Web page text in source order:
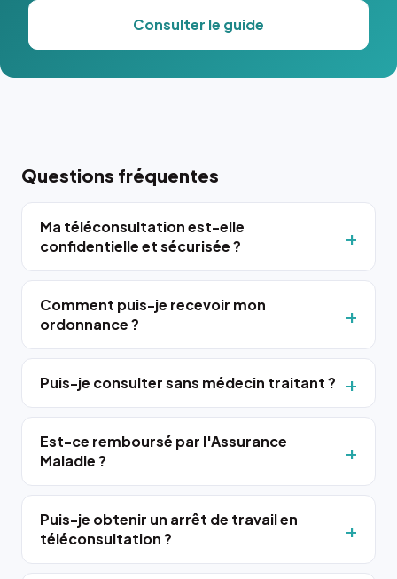
Consulter le guide
Questions fréquentes
Ma téléconsultation est-elle
confidentielle et sécurisée ?
Comment puis-je recevoir mon
ordonnance ?
Puis-je consulter sans médecin traitant ?
Est-ce remboursé par l'Assurance
Maladie ?
Puis-je obtenir un arrêt de travail en
téléconsultation ?